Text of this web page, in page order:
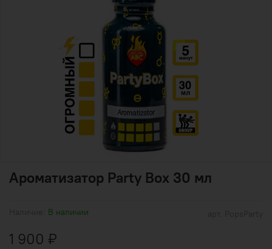
В наличии
Ароматизатор Party Box 30 мл
1 900 ₽